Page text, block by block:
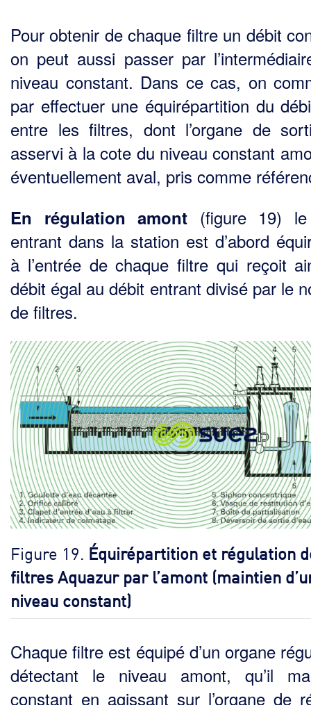
Pour obtenir de chaque filtre un débit
on peut aussi passer par
niveau cons­tant. Dans ce cas, on
par effectuer une équirépartition du
entre les filtres, dont l’organe de
asservi à la cote du niveau constant
éventuellement aval, pris comme
En régulation amont (figure 19)
entrant dans la station est d’abord
à l’entrée de chaque filtre qui reçoit
débit égal au débit entrant divisé par le
de filtres.
Figure 19. Équirépartition et régulation
filtres Aquazur par l’amont (maintien
niveau constant)
Chaque filtre est équipé d’un organe
détectant le niveau amont, qu’il
constant en agissant sur l’organe de